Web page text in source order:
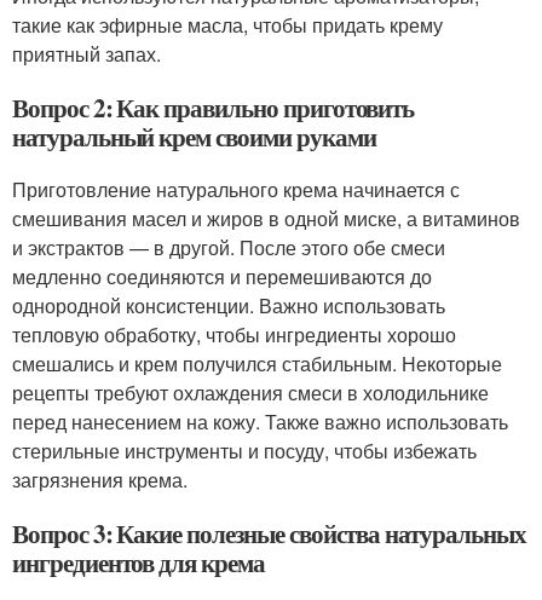
такие как эфирные масла, чтобы придать крему
приятный запах.
Вопрос 2: Как правильно приготовить
натуральный крем своими руками
Приготовление натурального крема начинается с
смешивания масел и жиров в одной миске, а витаминов
и экстрактов — в другой. После этого обе смеси
медленно соединяются и перемешиваются до
однородной консистенции. Важно использовать
тепловую обработку, чтобы ингредиенты хорошо
смешались и крем получился стабильным. Некоторые
рецепты требуют охлаждения смеси в холодильнике
перед нанесением на кожу. Также важно использовать
стерильные инструменты и посуду, чтобы избежать
загрязнения крема.
Вопрос 3: Какие полезные свойства натуральных
ингредиентов для крема